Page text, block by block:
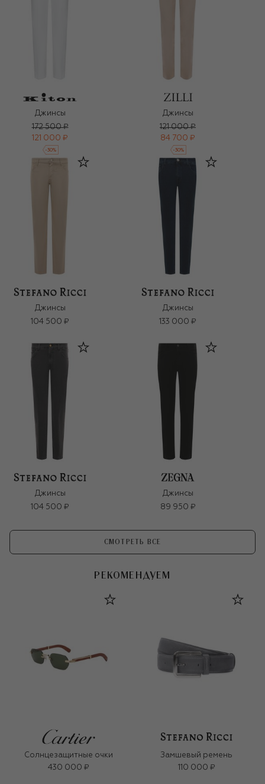
Джинсы
172 500 ₽
121 000 ₽
-30%
Джинсы
121 000 ₽
84 700 ₽
-30%
Джинсы
104 500 ₽
Джинсы
133 000 ₽
Джинсы
104 500 ₽
Джинсы
89 950 ₽
СМОТРЕТЬ ВСЕ
РЕКОМЕНДУЕМ
Солнцезащитные очки
430 000 ₽
Замшевый ремень
110 000 ₽